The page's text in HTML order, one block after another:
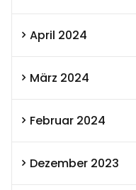
April 2024
März 2024
Februar 2024
Dezember 2023